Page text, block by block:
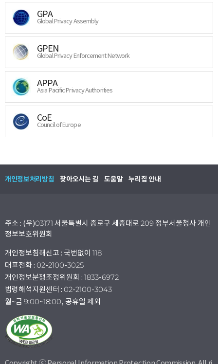
GPA
Global Privacy Assembly
GPEN
Global Privacy Enforcement Network
APPA
Asia Pacific Privacy Authorities
CoE
Council of Europe
개인정보처리방침 찾아오시는 길 도움말 누리집 안내
주소 : (우)03171 서울특별시 종로구 세종대로 209 정부서울청사 개인
정보보호위원회
개인정보침해신고 : 국번없이 118
대표전화 : 02-2100-3025
개인정보분쟁조정위원회 : 1833-6972
법령해석지원센터 : 02-2100-3043
월~금 9:00~18:00, 공휴일 제외